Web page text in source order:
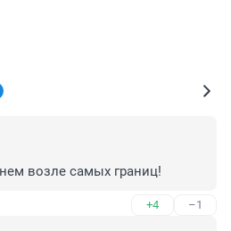
возле самых границ!
+4 –1